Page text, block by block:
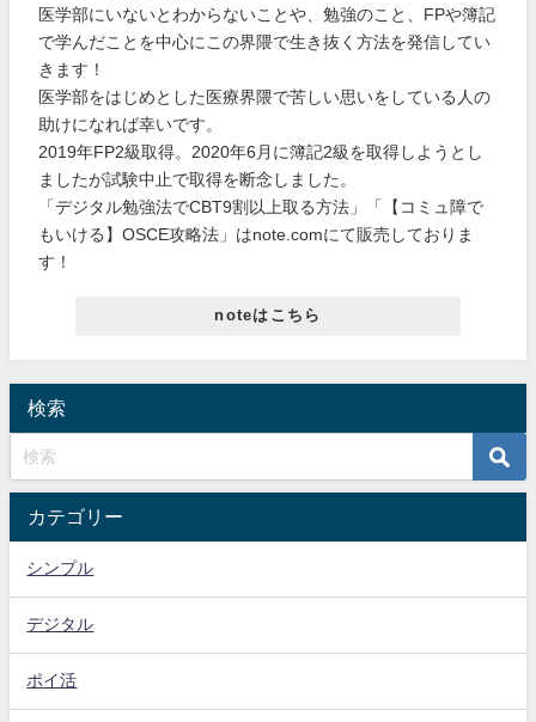
医学部にいないとわからないことや、勉強のこと、FPや簿記
で学んだことを中心にこの界隈で生き抜く方法を発信してい
きます！
医学部をはじめとした医療界隈で苦しい思いをしている人の
助けになれば幸いです。
2019年FP2級取得。2020年6月に簿記2級を取得しようとし
ましたが試験中止で取得を断念しました。
「デジタル勉強法でCBT9割以上取る方法」「【コミュ障で
もいける】OSCE攻略法」はnote.comにて販売しておりま
す！
noteはこちら
検索
カテゴリー
シンプル
デジタル
ポイ活